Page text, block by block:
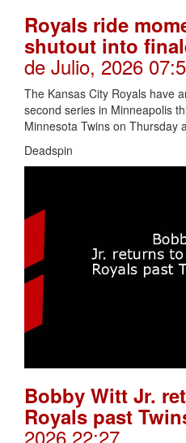
Royals ride
shutout into
de Julio, 2026
The Kansas City Royals have
second series in Minneapolis
Minnesota Twins on Thursday
Deadspin
Bobby Witt Jr.
Royals past
2026 22:27